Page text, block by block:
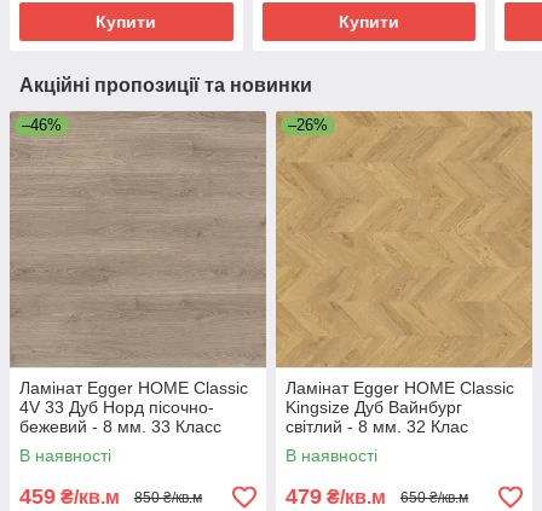
Купити Купити
Акційні пропозиції та новинки
–46%
Ламінат Egger HOME Classic
4V 33 Дуб Норд пісочно-
бежевий - 8 мм. 33 Класс
В наявності
459 ₴/кв.м 850 ₴/кв.м
–26%
Ламінат Egger HOME Classic
Kingsize Дуб Вайнбург
світлий - 8 мм. 32 Клас
В наявності
479 ₴/кв.м 650 ₴/кв.м